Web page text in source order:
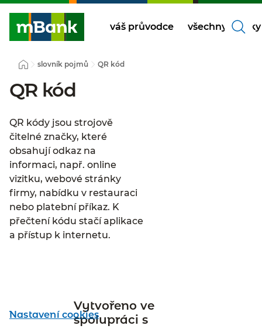
váš průvodce všechny články
slovník pojmů QR kód
QR kód
QR kódy jsou strojově
čitelné značky, které
obsahují odkaz na
informaci, např. online
vizitku, webové stránky
firmy, nabídku v restauraci
nebo platební příkaz. K
přečtení kódu stačí aplikace
a přístup k internetu.
Nastavení cookies
Vytvořeno ve
spolupráci s